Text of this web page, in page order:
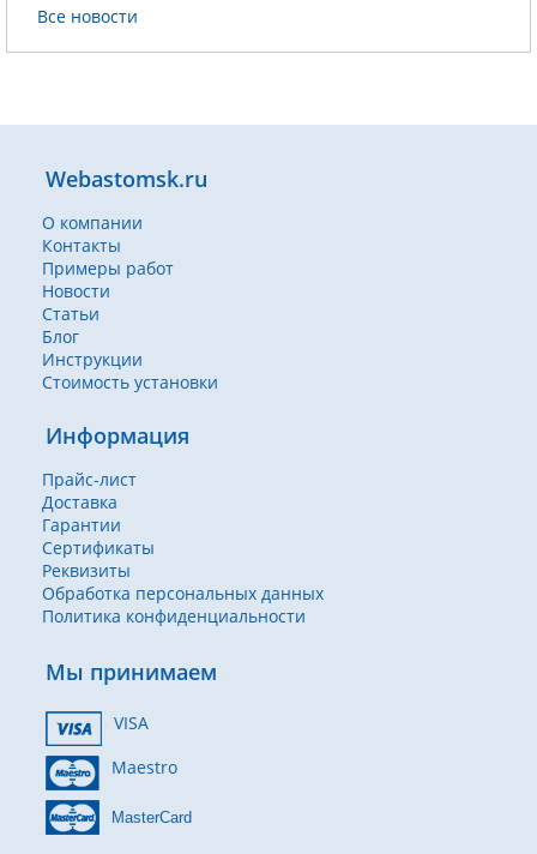
Все новости
Webastomsk.ru
О компании
Контакты
Примеры работ
Новости
Статьи
Блог
Инструкции
Стоимость установки
Информация
Прайс-лист
Доставка
Гарантии
Сертификаты
Реквизиты
Обработка персональных данных
Политика конфиденциальности
Мы принимаем
VISA
Maestro
MasterCard